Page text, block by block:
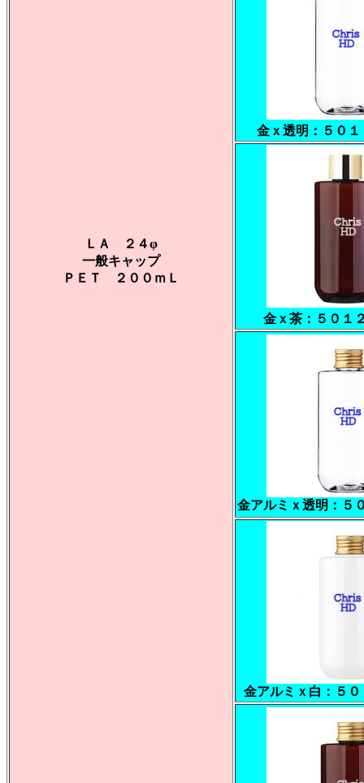
ＬＡ ２４φ
一般キャップ
ＰＥＴ ２００ｍＬ
金ｘ透明：５０
金ｘ茶：５０１
金アルミｘ透明：５
金アルミｘ白：５